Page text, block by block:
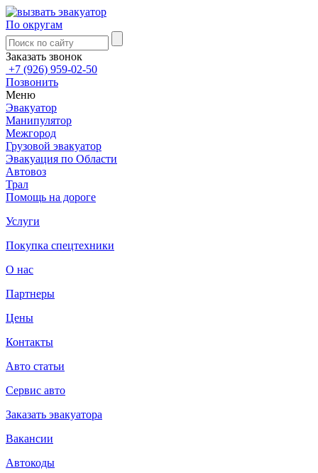
По округам
Заказать звонок
+7 (926) 959-02-50
Позвонить
Меню
Эвакуатор
Манипулятор
Межгород
Грузовой эвакуатор
Эвакуация по Области
Автовоз
Трал
Помощь на дороге
Услуги
Покупка спецтехники
О нас
Партнеры
Цены
Контакты
Авто статьи
Сервис авто
Заказать эвакуатора
Вакансии
Автокоды